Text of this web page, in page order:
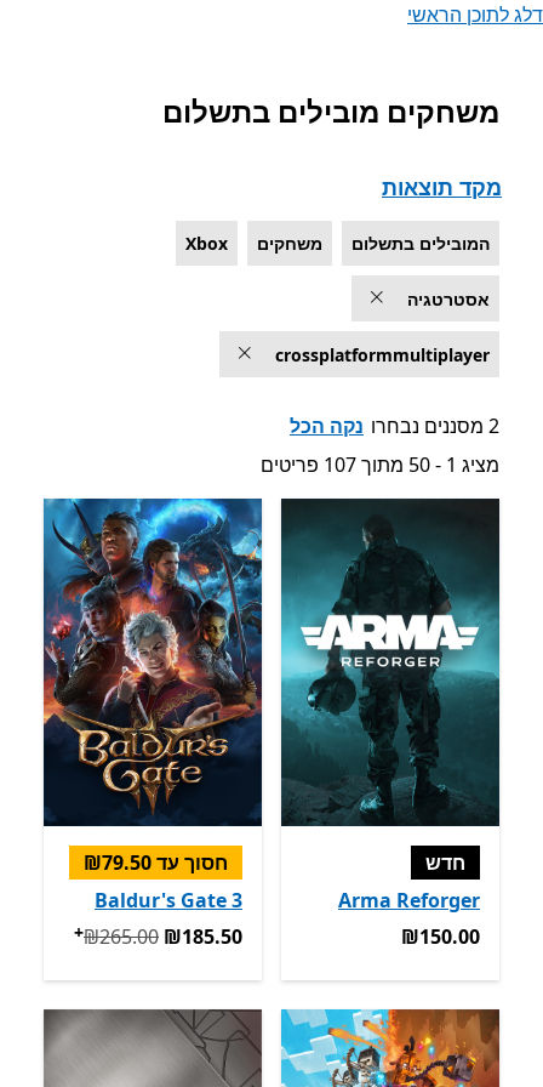
דלג לתוכן הראשי
רשימה של Microsoft.com
משחקים מובילים בתשלום
מקד תוצאות
המובילים בתשלום משחקים Xbox
אסטרטגיה
crossplatformmultiplayer
2 מסננים נבחרו
נקה הכל
מציג 1 - 50 מתוך 107 פריטים
מציג 1 - 50 מתוך 107 פריטים
חדש
Arma Reforger
‪₪150.00‬
‪₪150.00‬
חסוך עד ‪₪79.50‬
Baldur's Gate 3
המקורי ‪₪265.00‬ עכשיו ‪₪185.50‬
‪₪265.00‬ ‪₪185.50‬
+